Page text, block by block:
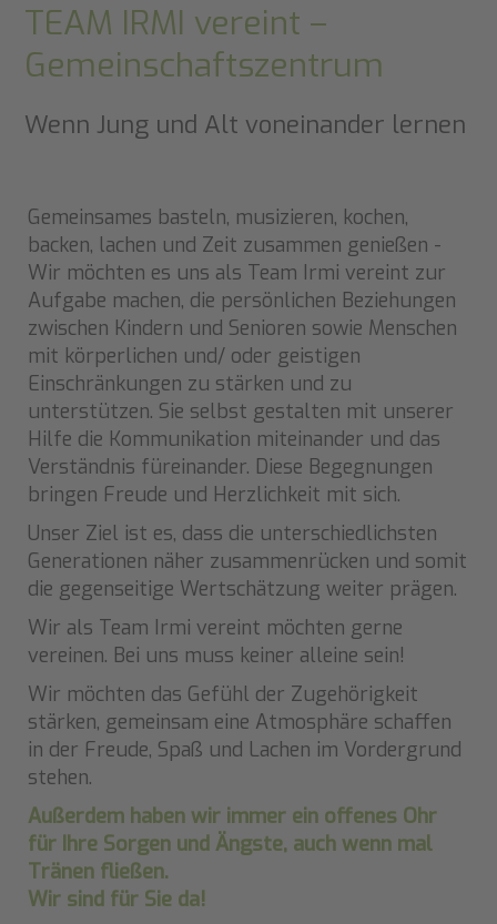
TEAM IRMI vereint –
Gemeinschaftszentrum
Wenn Jung und Alt voneinander lernen
Gemeinsames basteln, musizieren, kochen,
backen, lachen und Zeit zusammen genießen -
Wir möchten es uns als Team Irmi vereint zur
Aufgabe machen, die persönlichen Beziehungen
zwischen Kindern und Senioren sowie Menschen
mit körperlichen und/ oder geistigen
Einschränkungen zu stärken und zu
unterstützen. Sie selbst gestalten mit unserer
Hilfe die Kommunikation miteinander und das
Verständnis füreinander. Diese Begegnungen
bringen Freude und Herzlichkeit mit sich.
Unser Ziel ist es, dass die unterschiedlichsten
Generationen näher zusammenrücken und somit
die gegenseitige Wertschätzung weiter prägen.
Wir als Team Irmi vereint möchten gerne
vereinen. Bei uns muss keiner alleine sein!
Wir möchten das Gefühl der Zugehörigkeit
stärken, gemeinsam eine Atmosphäre schaffen
in der Freude, Spaß und Lachen im Vordergrund
stehen.
Außerdem haben wir immer ein offenes Ohr
für Ihre Sorgen und Ängste, auch wenn mal
Tränen fließen.
Wir sind für Sie da!